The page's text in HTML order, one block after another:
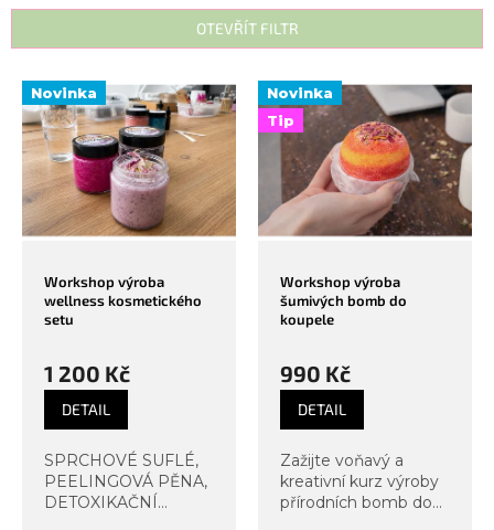
p
o
d
u
k
OTEVŘÍT FILTR
V
ý
p
s
p
Novinka
Workshop výroba
wellness kosmetického
setu
1 200 Kč
DETAIL
SPRCHOVÉ SUFLÉ,
PEELINGOVÁ PĚNA,
DETOXIKAČNÍ
Novinka
Tip
Workshop výroba
šumivých bomb do
koupele
990 Kč
DETAIL
Zažijte voňavý a
kreativní kurz výroby
přírodních bomb do